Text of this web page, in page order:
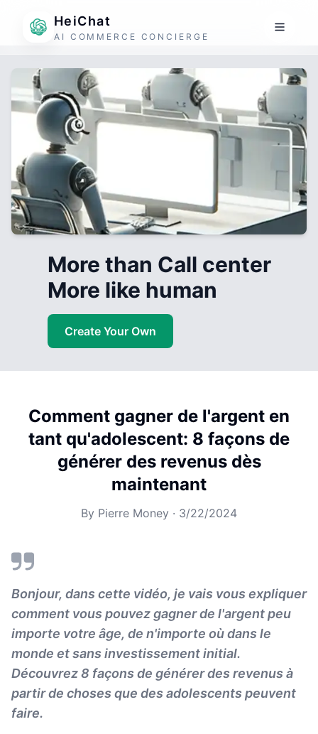
HeiChat
AI COMMERCE CONCIERGE
More than Call center
More like human
Create Your Own
Comment gagner de l'argent en
tant qu'adolescent: 8 façons de
générer des revenus dès
maintenant
By Pierre Money · 3/22/2024
Bonjour, dans cette vidéo, je vais vous expliquer
comment vous pouvez gagner de l'argent peu
importe votre âge, de n'importe où dans le
monde et sans investissement initial.
Découvrez 8 façons de générer des revenus à
partir de choses que des adolescents peuvent
faire.